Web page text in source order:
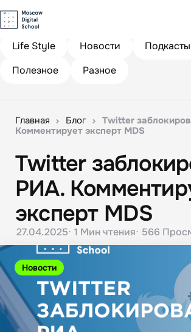
Life Style
Новости
Подкасты
Полезное
Разное
Главная Блог
Twitter
Комментирует эксперт MDS
Новости
Twitter
РИА.
эксперт MDS
27.04.2025 1 Мин чтения 566